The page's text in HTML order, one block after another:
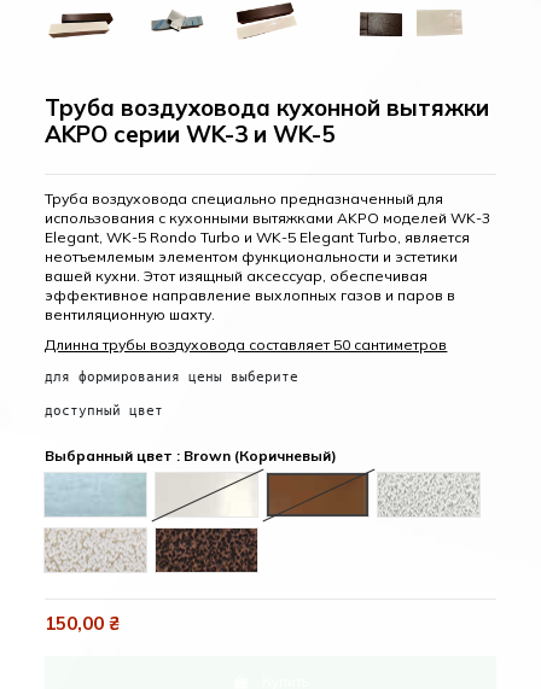
Труба воздуховода кухонной вытяжки
AKPO серии WK-3 и WK-5
Труба воздуховода специально предназначенный для
использования с кухонными вытяжками AKPO моделей WK-3
Elegant, WK-5 Rondo Turbo и WK-5 Elegant Turbo, является
неотъемлемым элементом функциональности и эстетики
вашей кухни. Этот изящный аксессуар, обеспечивая
эффективное направление выхлопных газов и паров в
вентиляционную шахту.
Длинна трубы воздуховода составляет 50 сантиметров
для формирования цены выберите
доступный цвет
Выбранный цвет : Brown (Коричневый)
Inox (Нержавейка)White (Белый) Brown (Коричневый)Antique ash
Antique gold (Античное золото)Antique copper (Античная медь)
150,00 ₴